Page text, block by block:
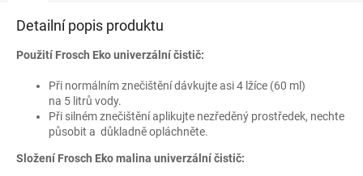
Detailní popis produktu
Použití Frosch Eko univerzální čistič:
Při normálním znečištění dávkujte asi 4 lžíce (60 ml)
na 5 litrů vody.
Při silném znečištění aplikujte nezředěný prostředek, nechte
působit a důkladně opláchněte.
Složení Frosch Eko malina univerzální čistič: